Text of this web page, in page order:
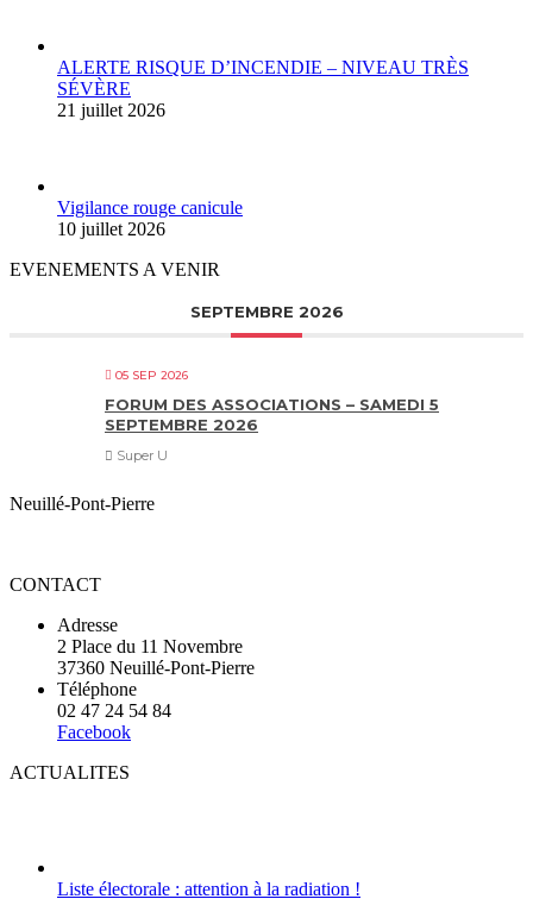
ALERTE RISQUE D’INCENDIE – NIVEAU TRÈS
SÉVÈRE
21 juillet 2026
Vigilance rouge canicule
10 juillet 2026
EVENEMENTS A VENIR
SEPTEMBRE 2026
05 SEP 2026
FORUM DES ASSOCIATIONS – SAMEDI 5
SEPTEMBRE 2026
Super U
Neuillé-Pont-Pierre
CONTACT
Adresse
2 Place du 11 Novembre
37360 Neuillé-Pont-Pierre
Téléphone
02 47 24 54 84
Facebook
ACTUALITES
Liste électorale : attention à la radiation !